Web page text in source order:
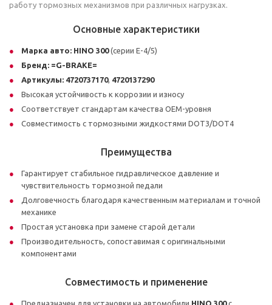
работу тормозных механизмов при различных нагрузках.
Основные характеристики
Марка авто: HINO 300(серии E-4/5)
Бренд: =G-BRAKE=
Артикулы: 4720737170, 4720137290
Высокая устойчивость к коррозии и износу
Соответствует стандартам качества OEM-уровня
Совместимость с тормозными жидкостями DOT3/DOT4
Преимущества
Гарантирует стабильное гидравлическое давление и
чувствительность тормозной педали
Долговечность благодаря качественным материалам и точной
механике
Простая установка при замене старой детали
Производительность, сопоставимая с оригинальными
компонентами
Совместимость и применение
Предназначен для установки на автомобили HINO 300с